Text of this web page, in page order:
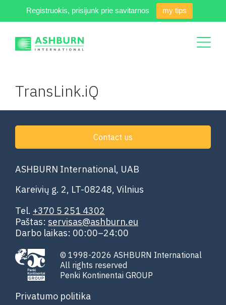
Registruokis, prisijunk prie savitarnos my tips
TransLink.iQ
ASHBURN International, UAB
Kareivių g. 2, LT-08248, Vilnius
Tel. +370 5 251 4302
Paštas: servisas@ashburn.eu
Darbo laikas: 00:00–24:00
Contact us
© 1998-2026 ASHBURN International
All rights reserved
Penki Kontinentai GROUP
Privatumo politika